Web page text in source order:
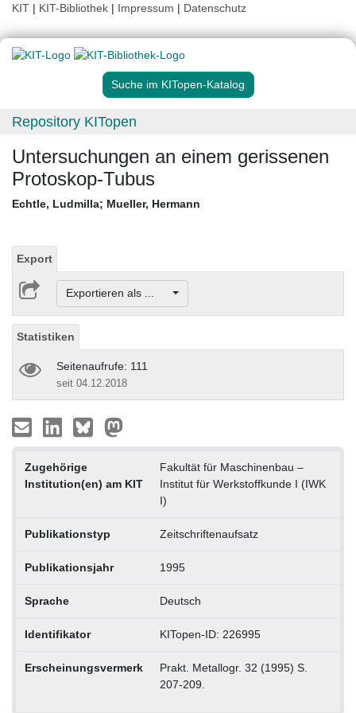
KIT | KIT-Bibliothek | Impressum | Datenschutz
Suche im KITopen-Katalog
Repository KITopen
Untersuchungen an einem gerissenen
Protoskop-Tubus
Echtle, Ludmilla; Mueller, Hermann
Export
Exportieren als ...
Statistiken
Seitenaufrufe: 111
seit 04.12.2018
Zugehörige
Institution(en) am KIT
Fakultät für Maschinenbau –
Institut für Werkstoffkunde I (IWK
I)
Publikationstyp Zeitschriftenaufsatz
Publikationsjahr 1995
Sprache Deutsch
Identifikator KITopen-ID: 226995
Erscheinungsvermerk
Prakt. Metallogr. 32 (1995) S.
207-209.